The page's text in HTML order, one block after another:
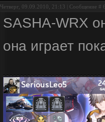
Четверг, 09.09.2010, 21:13 | Сообщение #
SASHA-WRX
она играет